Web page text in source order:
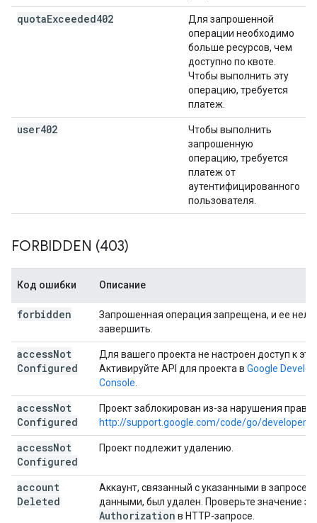
quotaExceeded402
Для запрошенной
операции необходимо
больше ресурсов, чем
доступно по квоте.
Чтобы выполнить эту
операцию, требуется
платеж.
user402
Чтобы выполнить
запрошенную
операцию, требуется
платеж от
аутентифицированного
пользователя.
FORBIDDEN (403)
Код ошибки Описание
forbidden
Запрошенная операция запрещена, и ее
завершить.
accessNot
Configured
Для вашего проекта не настроен доступ к
Активируйте API для проекта в Google
Console
accessNot
Configured
Проект заблокирован из-за нарушения
http://support.google.com/code/go/
accessNot
Configured
Проект подлежит удалению.
account
Deleted
Аккаунт, связанный с указанными в запросе
данными, был удален. Проверьте значение
Authorization в HTTP-запросе.